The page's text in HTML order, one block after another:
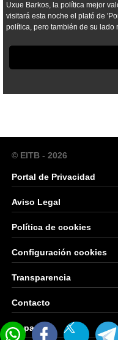
Uxue Barkos, la política mejor
visitará esta noche el plató de
política, pero también de su lado
© EITB - 2026
Portal de Privacidad
Aviso Legal
Política de cookies
Configuración cookies
Transparencia
Contacto
Mapa Web